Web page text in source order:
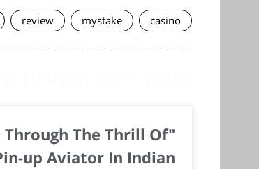
casino
mystake
review
Through The Thrill Of
up Aviator In Indian